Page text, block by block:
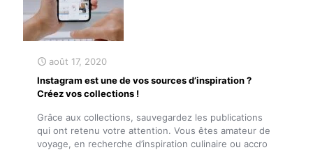
août 17, 2020
Instagram est une de vos sources d’inspiration ?
Créez vos collections !
Grâce aux collections, sauvegardez les publications
qui ont retenu votre attention. Vous êtes amateur de
voyage, en recherche d’inspiration culinaire ou accro